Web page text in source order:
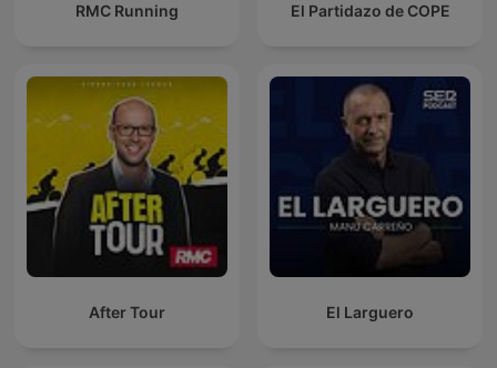
RMC Running El Partidazo de COPE
After Tour El Larguero